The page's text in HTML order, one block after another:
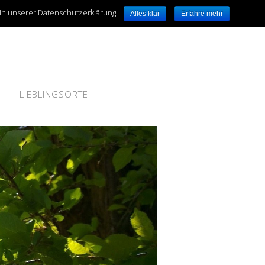
LIEBLINGSORTE
unserer Datenschutzerklärung. Alles klar Erfahre mehr